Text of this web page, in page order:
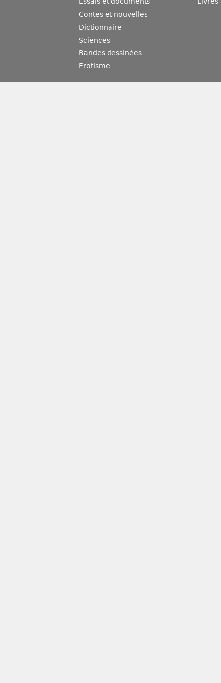
Essais et documents
Contes et nouvelles
Dictionnaire
Sciences
Bandes dessinées
Erotisme
Livres